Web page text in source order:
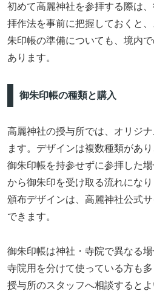
初めて高麗神社を参拝する際は
拝作法を事前に把握しておくと
朱印帳の準備についても、境内
あります。
御朱印帳の種類と購入
高麗神社の授与所では、オリジ
ます。デザインは複数種類があ
御朱印帳を持参せずに参拝した
から御朱印を受け取る流れにな
頒布デザインは、高麗神社公式
できます。
御朱印帳は神社・寺院で異なる
寺院用を分けて使っている方も
授与所のスタッフへ相談すると